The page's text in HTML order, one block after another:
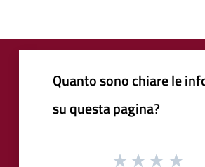
Quanto sono chiare le
su questa pagina?